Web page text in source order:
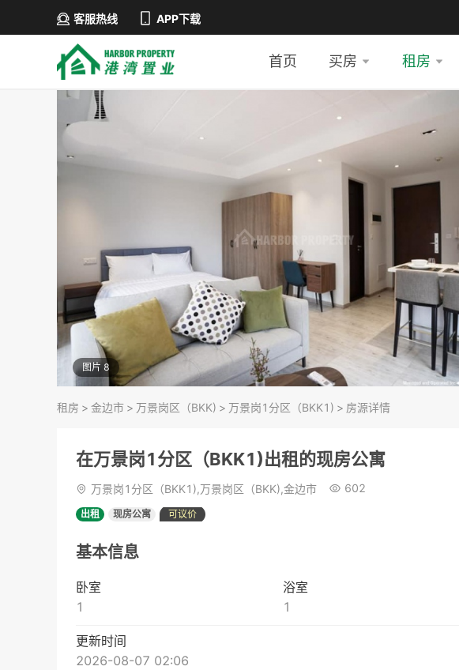
客服热线 APP下载
首页 买房 租房
图片 8
租房 > 金边市 > 万景岗区（BKK) > 万景岗1分区（BKK1) > 房源详情
在万景岗1分区（BKK1)出租的现房公寓
万景岗1分区（BKK1),万景岗区（BKK),金边市 602
出租 现房公寓 可议价
基本信息
卧室
1
浴室
1
更新时间
2026-08-07 02:06